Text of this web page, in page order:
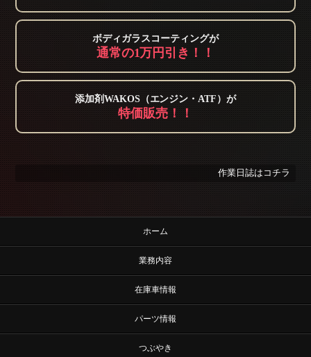
ボディガラスコーティングが
通常の1万円引き！！
添加剤WAKOS（エンジン・ATF）が
特価販売！！
作業日誌はコチラ
ホーム
業務内容
在庫車情報
パーツ情報
つぶやき